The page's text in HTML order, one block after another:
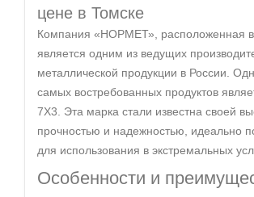
цене в Томске
Компания «НОРМЕТ», расположенная в
является одним из ведущих
металлической продукции в России.
самых востребованных продуктов
7Х3. Эта марка стали известна своей
прочностью и надежностью, идеально
для использования в экстремальных
Особенности и